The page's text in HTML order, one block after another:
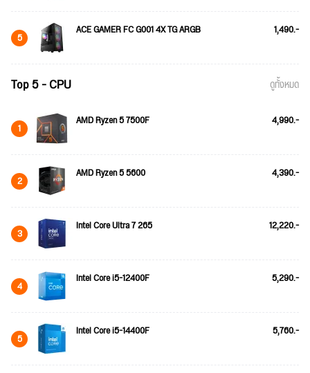
5 ACE GAMER FC G001 4X TG ARGB 1,490.-
Top 5 - CPU ดูทั้งหมด
1 AMD Ryzen 5 7500F 4,990.-
2 AMD Ryzen 5 5600 4,390.-
3 Intel Core Ultra 7 265 12,220.-
4 Intel Core i5-12400F 5,290.-
5 Intel Core i5-14400F 5,760.-